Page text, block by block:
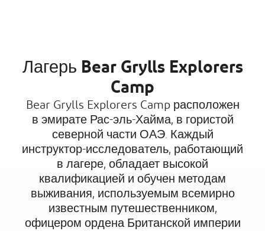
Лагерь Bear Grylls Explorers
Camp
Bear Grylls Explorers Camp расположен
в эмирате Рас-эль-Хайма, в гористой
северной части ОАЭ. Каждый
инструктор-исследователь, работающий
в лагере, обладает высокой
квалификацией и обучен методам
выживания, используемым всемирно
известным путешественником,
офицером ордена Британской империи